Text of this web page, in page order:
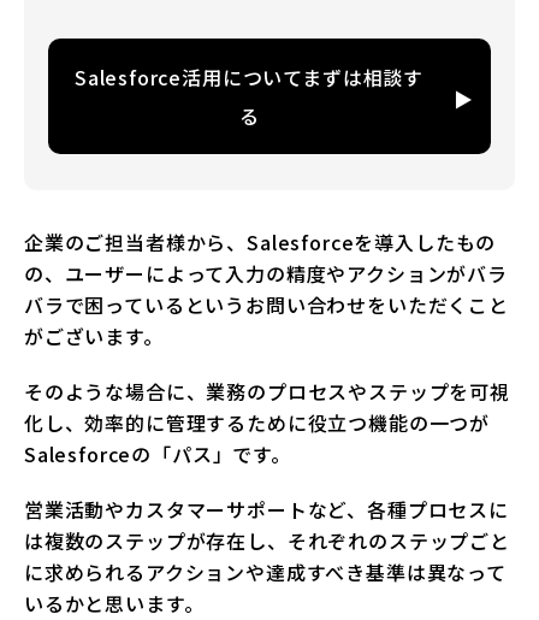
Salesforce活用についてまずは相談す
る
企業のご担当者様から、Salesforceを導入したもの
の、ユーザーによって入力の精度やアクションがバラ
バラで困っているというお問い合わせをいただくこと
がございます。
そのような場合に、業務のプロセスやステップを可視
化し、効率的に管理するために役立つ機能の一つが
Salesforceの「パス」です。
営業活動やカスタマーサポートなど、各種プロセスに
は複数のステップが存在し、それぞれのステップごと
に求められるアクションや達成すべき基準は異なって
いるかと思います。